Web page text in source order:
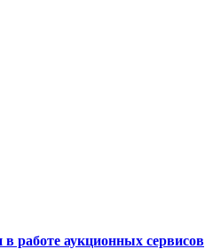
работе аукционных сервисов